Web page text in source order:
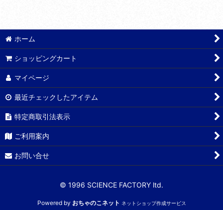
ホーム
ショッピングカート
マイページ
最近チェックしたアイテム
特定商取引法表示
ご利用案内
お問い合せ
© 1996 SCIENCE FACTORY ltd.
Powered by おちゃのこネット ネットショップ作成サービス